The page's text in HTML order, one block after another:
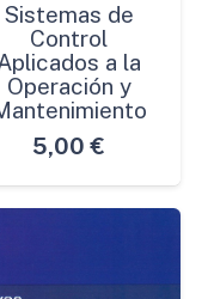
Sistemas de
Control
a la
Operación y
5,00 €